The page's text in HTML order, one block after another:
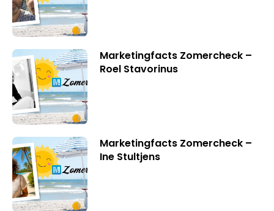
Marketingfacts Zomercheck –
Roel Stavorinus
Marketingfacts Zomercheck –
Ine Stultjens